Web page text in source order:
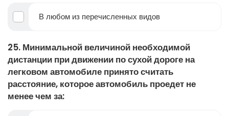
В любом из перечисленных видов
25. Минимальной величиной необходимой
дистанции при движении по сухой дороге на
легковом автомобиле принято считать
расстояние, которое автомобиль проедет не
менее чем за: